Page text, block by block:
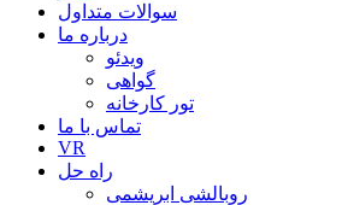
سوالات متداول
درباره ما
ویدئو
گواهی
تور کارخانه
تماس با ما
VR
راه حل
روبالشی ابریشمی